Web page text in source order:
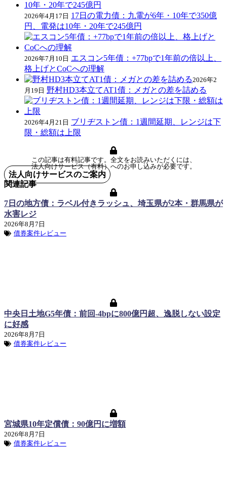
2026年4月17日 17日の電力債：九電が6年・10年で350億
円、電発は10年・20年で245億円
2026年7月10日 エスコン5年債：+77bpで1年前の倍以上、
格上げとCoCへの理解
2026年2
月19日 野村HD3本立てAT1債：メガとの差を詰める
2026年4月21日 ブリヂストン債：1週間延期、レンジは下
限・総額は上限
この記事は有料記事です。全文をお読みいただくには、
法人向けサービス（有料）へのお申し込みが必要です。
法人向けサービスのご案内
関連記事
7日の地方債：ラベル付きラッシュ、埼玉県が2本・群馬県が
水害レジ
2026年8月7日
債券案件レビュー
中央日土地G5年債：前回-4bpに800億円超、逸脱しない設定
に好感
2026年8月7日
債券案件レビュー
宮城県10年定償債：90億円に増額
2026年8月7日
債券案件レビュー